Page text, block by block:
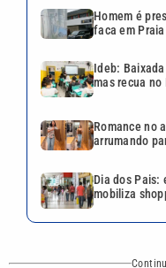
VTV é afiliada do
SBT na Região
Cotidiano
Mundo